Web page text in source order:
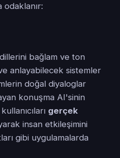
bağlam ve ton
anlayabilecek sistemler
doğal diyaloglar
konuşma AI'sinin
gerçek
insan etkileşimini
gibi uygulamalarda